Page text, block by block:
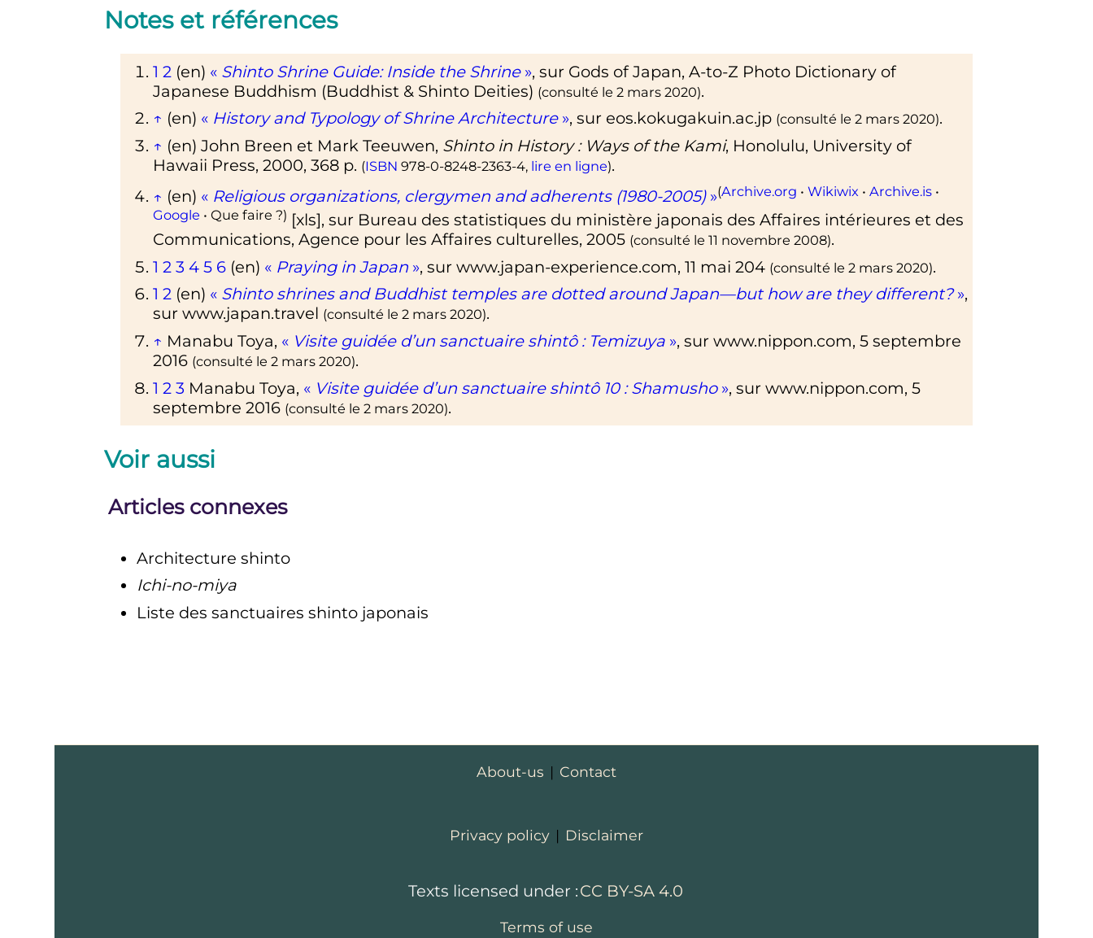
Notes et références
1 2 (en) « Shinto Shrine Guide: Inside the Shrine », sur Gods of Japan, A-to-Z Photo Dictionary of
Japanese Buddhism (Buddhist & Shinto Deities) (consulté le 2 mars 2020).
↑ (en) « History and Typology of Shrine Architecture », sur eos.kokugakuin.ac.jp (consulté le 2 mars 2020).
↑ (en) John Breen et Mark Teeuwen, Shinto in History : Ways of the Kami, Honolulu, University of
Hawaii Press, 2000, 368 p. (ISBN 978-0-8248-2363-4, lire en ligne).
↑ (en) « Religious organizations, clergymen and adherents (1980-2005) »(Archive.org • Wikiwix • Archive.is•
Google • Que faire ?) [xls], sur Bureau des statistiques du ministère japonais des Affaires intérieures et des
Communications, Agence pour les Affaires culturelles, 2005 (consulté le 11 novembre 2008).
1 2 3 4 5 6 (en) « Praying in Japan », sur www.japan-experience.com, 11 mai 204 (consulté le 2 mars 2020).
1 2 (en) « Shinto shrines and Buddhist temples are dotted around Japan—but how are they different? »,
sur www.japan.travel (consulté le 2 mars 2020).
↑ Manabu Toya, « Visite guidée d’un sanctuaire shintô : Temizuya », sur www.nippon.com, 5 septembre
2016 (consulté le 2 mars 2020).
1 2 3 Manabu Toya, « Visite guidée d’un sanctuaire shintô 10 : Shamusho », sur www.nippon.com, 5
septembre 2016 (consulté le 2 mars 2020).
Voir aussi
Articles connexes
Architecture shinto
Ichi-no-miya
Liste des sanctuaires shinto japonais
About-us | Contact
Privacy policy | Disclaimer
Texts licensed under :CC BY-SA 4.0
Terms of use